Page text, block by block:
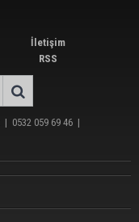
İletişim
RSS
| 0532 059 69 46 |